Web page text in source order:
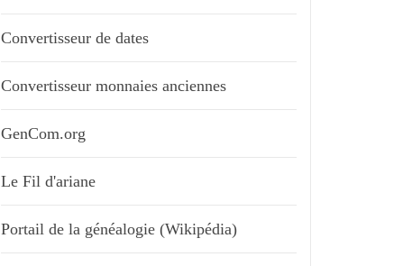
Convertisseur de dates
Convertisseur monnaies anciennes
GenCom.org
Le Fil d'ariane
Portail de la généalogie (Wikipédia)